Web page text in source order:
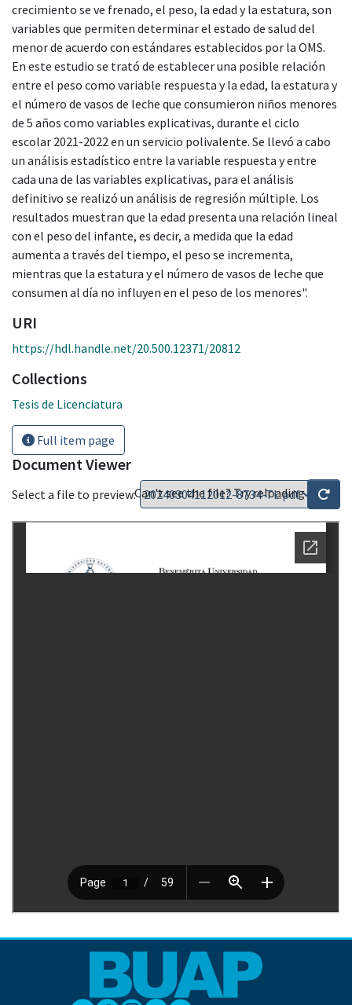
crecimiento se ve frenado, el peso, la edad y la estatura, son
variables que permiten determinar el estado de salud del
menor de acuerdo con estándares establecidos por la OMS.
En este estudio se trató de establecer una posible relación
entre el peso como variable respuesta y la edad, la estatura y
el número de vasos de leche que consumieron niños menores
de 5 años como variables explicativas, durante el ciclo
escolar 2021-2022 en un servicio polivalente. Se llevó a cabo
un análisis estadístico entre la variable respuesta y entre
cada una de las variables explicativas, para el análisis
definitivo se realizó un análisis de regresión múltiple. Los
resultados muestran que la edad presenta una relación lineal
con el peso del infante, es decir, a medida que la edad
aumenta a través del tiempo, el peso se incrementa,
mientras que la estatura y el número de vasos de leche que
consumen al día no influyen en el peso de los menores".
URI
https://hdl.handle.net/20.500.12371/20812
Collections
Tesis de Licenciatura
Full item page
Document Viewer
Select a file to preview:Can't see the file? Try reloading